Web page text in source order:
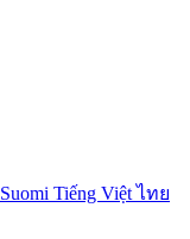
Suomi Tiếng Việtไทย